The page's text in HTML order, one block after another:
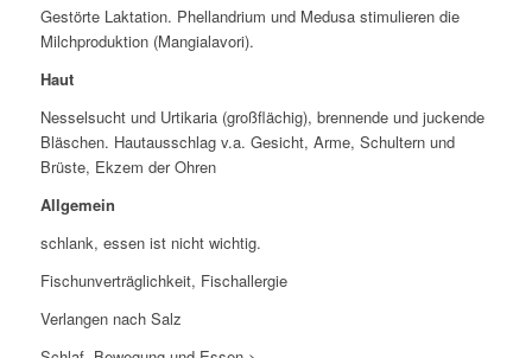
Gestörte Laktation. Phellandrium und Medusa stimulieren die
Milchproduktion (Mangialavori).
Haut
Nesselsucht und Urtikaria (großflächig), brennende und juckende
Bläschen. Hautausschlag v.a. Gesicht, Arme, Schultern und
Brüste, Ekzem der Ohren
Allgemein
schlank, essen ist nicht wichtig.
Fischunverträglichkeit, Fischallergie
Verlangen nach Salz